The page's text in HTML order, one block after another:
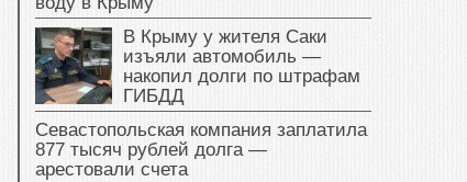
В Крыму у жителя Саки
изъяли автомобиль —
накопил долги по штрафам
ГИБДД
Севастопольская компания заплатила
877 тысяч рублей долга —
арестовали счета